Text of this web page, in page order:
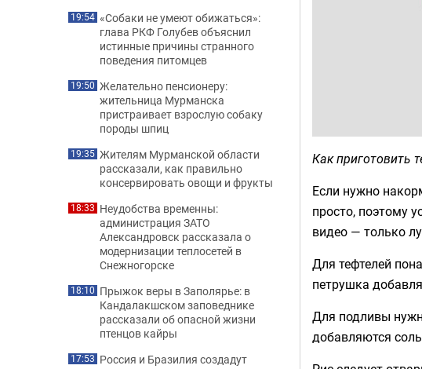
Как приготовить
Если нужно
просто, поэтому
видео — только
Для тефтелей
петрушка
Для подливы
добавляются
19:54 «Собаки не умеют обижаться»:
глава РКФ Голубев объяснил
истинные причины странного
поведения питомцев
19:50 Желательно пенсионеру:
жительница Мурманска
пристраивает взрослую собаку
породы шпиц
19:35 Жителям Мурманской области
рассказали, как правильно
консервировать овощи и фрукты
18:33 Неудобства временны:
администрация ЗАТО
Александровск рассказала о
модернизации теплосетей в
Снежногорске
18:10 Прыжок веры в Заполярье: в
Кандалакшском заповеднике
рассказали об опасной жизни
птенцов кайры
17:53 Россия и Бразилия создадут